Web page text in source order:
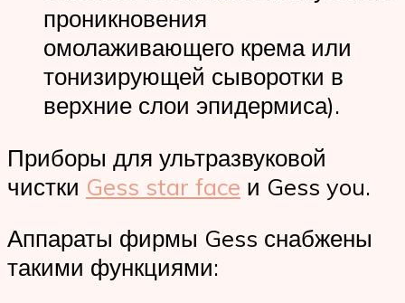
проникновения
омолаживающего крема или
тонизирующей сыворотки в
верхние слои эпидермиса).
Приборы для ультразвуковой
чистки Gess star face и Gess you.
Аппараты фирмы Gess снабжены
такими функциями: